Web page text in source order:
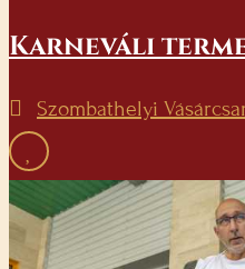
Karneváli
Szombathelyi